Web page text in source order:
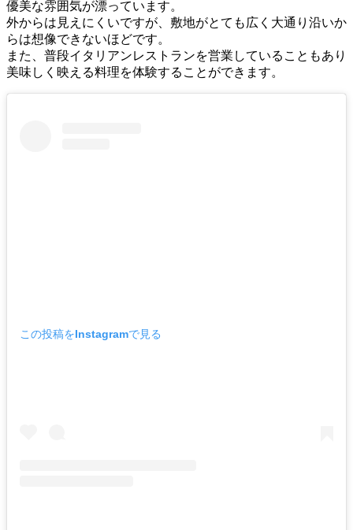
優美な雰囲気が漂っています。
外からは見えにくいですが、敷地がとても広く大通り沿いか
らは想像できないほどです。
また、普段イタリアンレストランを営業していることもあり
美味しく映える料理を体験することができます。
この投稿をInstagramで見る